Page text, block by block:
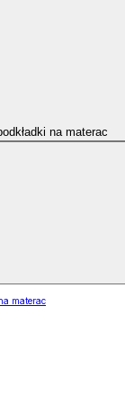
na materac
materac